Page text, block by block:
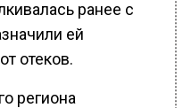
ранее с
ей
отеков.
региона